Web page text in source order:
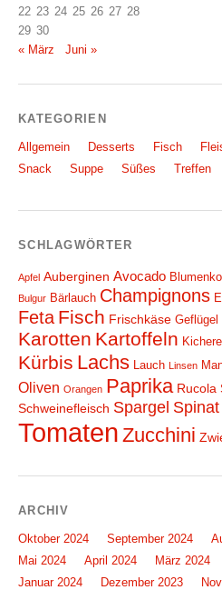
22 23 24 25 26 27 28
29 30
« März
Juni »
KATEGORIEN
Allgemein Desserts Fisch
Snack
Suppe Süßes Treffen
SCHLAGWÖRTER
Apfel Auberginen Avocado
Bulgur Bärlauch Champignons
Feta Fisch Frischkäse Geflügel
Karotten Kartoffeln
Kürbis Lachs Lauch Linsen
Oliven Orangen Paprika Rucola
Schweinefleisch Spargel Spinat
Tomaten Zucchini
ARCHIV
Oktober 2024 September 2024
Mai 2024
April 2024 März 2024
Januar 2024
Dezember 2023